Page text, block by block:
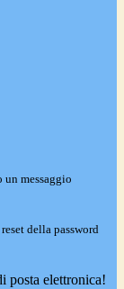
un messaggio
della password
posta elettronica!